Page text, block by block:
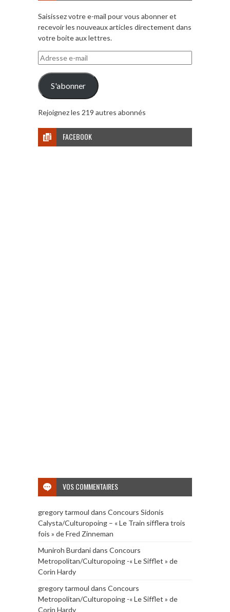
Saisissez votre e-mail pour vous abonner et
recevoir les nouveaux articles directement dans
votre boite aux lettres.
Adresse
e-
mail
S'abonner
Rejoignez les 219 autres abonnés
FACEBOOK
VOS COMMENTAIRES
gregory tarmoul dans Concours Sidonis
Calysta/Culturopoing – « Le Train sifflera trois
fois » de Fred Zinneman
Muniroh Burdanidans Concours
Metropolitan/Culturopoing -« Le Sifflet » de
Corin Hardy
gregory tarmoul dans Concours
Metropolitan/Culturopoing -« Le Sifflet » de
Corin Hardy